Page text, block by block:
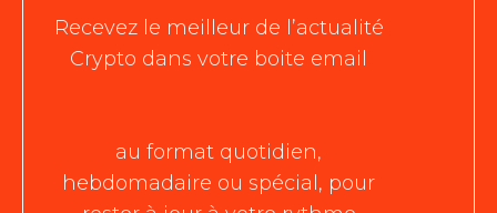
Recevez le meilleur de l’actualité
Crypto dans votre boite email
au format quotidien,
hebdomadaire ou spécial, pour